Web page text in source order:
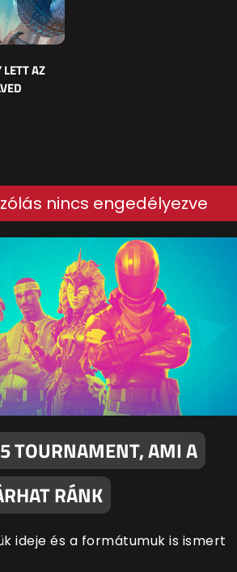
AZ
nincs engedélyezve
TOURNAMENT, AMI A
RÁNK
ideje és a formátumuk is ismert